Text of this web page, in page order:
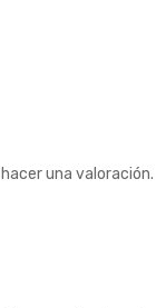
una valoración.